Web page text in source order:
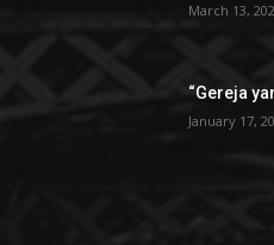
March 13,
“Gereja
January 17,